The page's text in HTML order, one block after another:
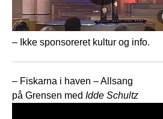
– Ikke sponsoreret kultur og info.
– Fiskarna i haven – Allsang
på Grensen med Idde Schultz